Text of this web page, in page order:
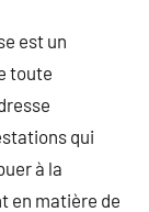
est un
toute
qui
à la
en matière de